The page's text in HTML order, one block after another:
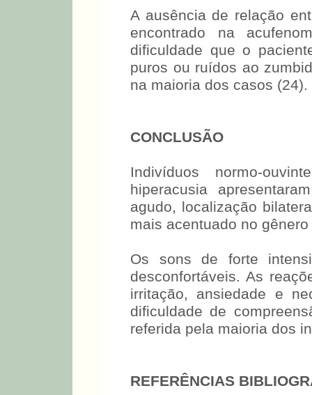
A ausência de relação
encontrado na
dificuldade que o
puros ou ruídos ao
na maioria dos casos (24).
CONCLUSÃO
Indivíduos normo-
hiperacusia
agudo, localização
mais acentuado no
Os sons de forte
desconfortáveis. As
irritação, ansiedade e
dificuldade de
referida pela maioria dos
REFERÊNCIAS